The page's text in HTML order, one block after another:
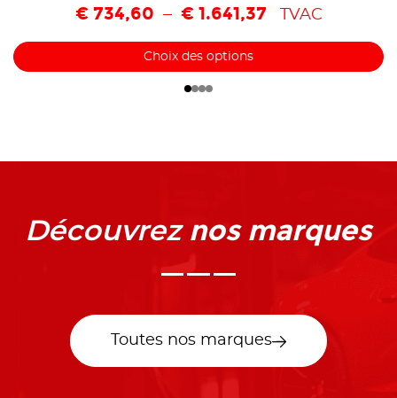
€734,60 – €1.641,37 TVAC
Choix des options
Découvrez nos marques
Toutes nos marques